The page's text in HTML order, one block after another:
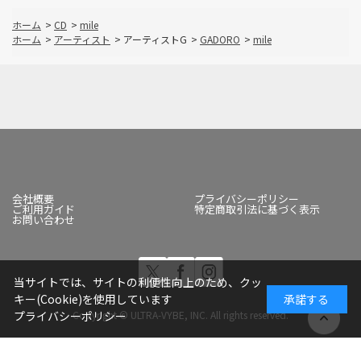
ホーム > CD > mile
ホーム > アーティスト > アーティストG > GADORO > mile
会社概要 プライバシーポリシー
ご利用ガイド 特定商取引法に基づく表示
お問い合わせ
Copyright © ULTRA-VYBE, INC. All rights reserved.
当サイトでは、サイトの利便性向上のため、クッ
キー(Cookie)を使用しています
プライバシーポリシー
承諾する